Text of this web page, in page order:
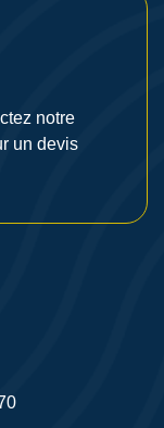
notre
un devis